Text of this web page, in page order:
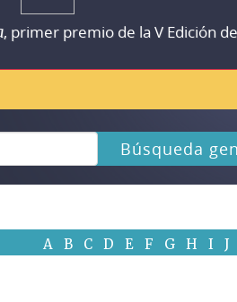
, primer premio de la V Edición
Búsqueda
A B C D E F G H I J